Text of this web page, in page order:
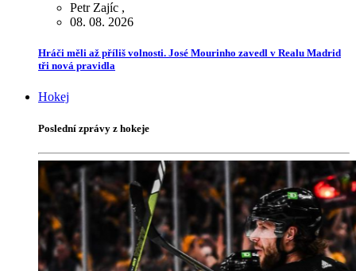
Petr Zajíc ,
08. 08. 2026
Hráči měli až příliš volnosti. José Mourinho zavedl v Realu Madrid
tři nová pravidla
Hokej
Poslední zprávy z hokeje